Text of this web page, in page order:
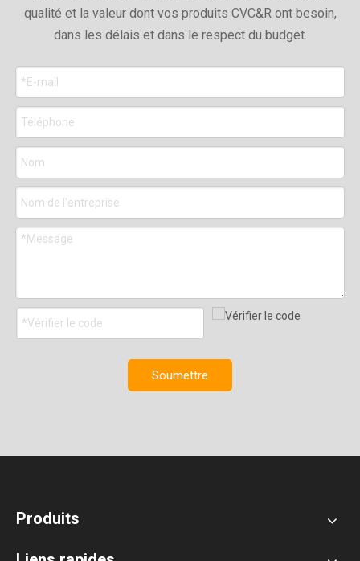
qualité et la valeur dont vos produits CVC&R ont besoin,
dans les délais et dans le respect du budget.
Soumettre
Produits